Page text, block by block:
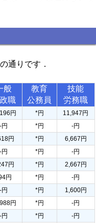
通りです．
般
職
教育
公務員
技能
労務職
円 *円
11,947円
-円 *円
-円
円 *円
6,667円
-円 *円
-円
円 *円
2,667円
円 *円
-円
-円 *円
1,600円
円 *円
-円
-円 *円
-円